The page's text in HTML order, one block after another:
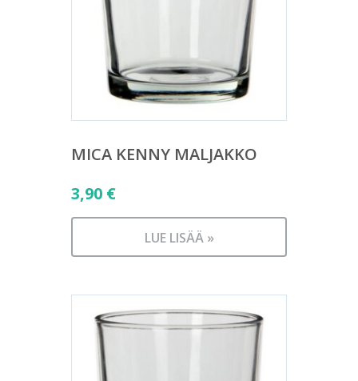
MICA KENNY MALJAKKO
3,90 €
LUE LISÄÄ »